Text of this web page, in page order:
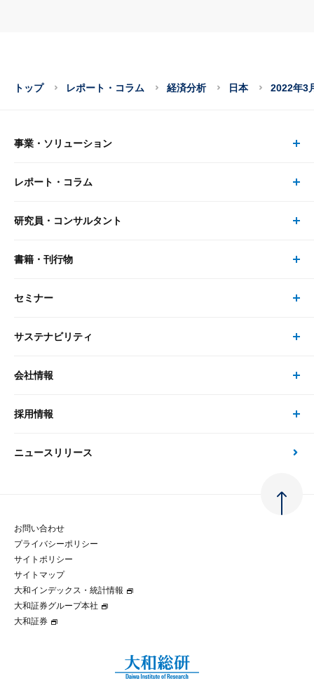
トップ レポート・コラム 経済分析 日本 2022年3
事業・ソリューション
事業・ソリューション トップ
リサーチ
大和総研の強み
先端テクノロジーに基づく新たな価値の創出
レポート・コラム
レポート・コラム トップ
最新のレポート・コラム
政策分析
金融経済教育等
コラム
大和インデックス・統計情報
研究員・コンサルタント
研究員・コンサルタント トップ
研究員
書籍・刊行物
書籍・刊行物 トップ
書籍
セミナー
セミナー トップ
現在受付中のセミナー・イベント
サステナビリティ
サステナビリティの取り組み
次世代社会への貢献
マルチステークホルダー方針
パートナーシップ構築宣言
会社情報
会社情報 トップ
会社概要・役員一覧
大和総研の歩み
グループ会社
採用情報
採用情報 トップ
経験者採用
ニュースリリース
お問い合わせ
プライバシーポリシー
サイトポリシー
サイトマップ
大和インデックス・統計情報
大和証券グループ本社
大和証券